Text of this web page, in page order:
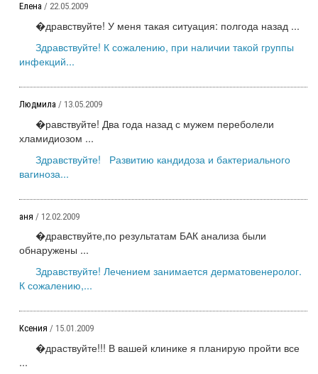
Елена / 22.05.2009
�дравствуйте! У меня такая ситуация: полгода назад ...
Здравствуйте! К сожалению, при наличии такой группы
инфекций...
Людмила / 13.05.2009
�равствуйте! Два года назад с мужем переболели
хламидиозом ...
Здравствуйте! Развитию кандидоза и бактериального
вагиноза...
аня / 12.02.2009
�дравствуйте,по результатам БАК анализа были
обнаружены ...
Здравствуйте! Лечением занимается дерматовенеролог.
К сожалению,...
Ксения / 15.01.2009
�драствуйте!!! В вашей клинике я планирую пройти все
...